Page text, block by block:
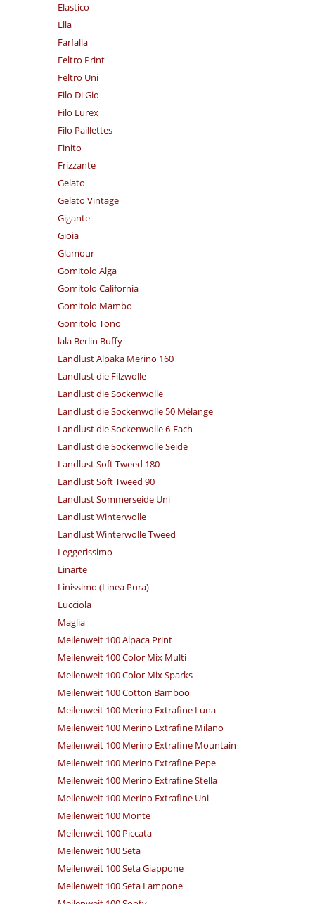
Elastico
Ella
Farfalla
Feltro Print
Feltro Uni
Filo Di Gio
Filo Lurex
Filo Paillettes
Finito
Frizzante
Gelato
Gelato Vintage
Gigante
Gioia
Glamour
Gomitolo Alga
Gomitolo California
Gomitolo Mambo
Gomitolo Tono
lala Berlin Buffy
Landlust Alpaka Merino 160
Landlust die Filzwolle
Landlust die Sockenwolle
Landlust die Sockenwolle 50 Mélange
Landlust die Sockenwolle 6-Fach
Landlust die Sockenwolle Seide
Landlust Soft Tweed 180
Landlust Soft Tweed 90
Landlust Sommerseide Uni
Landlust Winterwolle
Landlust Winterwolle Tweed
Leggerissimo
Linarte
Linissimo (Linea Pura)
Lucciola
Maglia
Meilenweit 100 Alpaca Print
Meilenweit 100 Color Mix Multi
Meilenweit 100 Color Mix Sparks
Meilenweit 100 Cotton Bamboo
Meilenweit 100 Merino Extrafine Luna
Meilenweit 100 Merino Extrafine Milano
Meilenweit 100 Merino Extrafine Mountain
Meilenweit 100 Merino Extrafine Pepe
Meilenweit 100 Merino Extrafine Stella
Meilenweit 100 Merino Extrafine Uni
Meilenweit 100 Monte
Meilenweit 100 Piccata
Meilenweit 100 Seta
Meilenweit 100 Seta Giappone
Meilenweit 100 Seta Lampone